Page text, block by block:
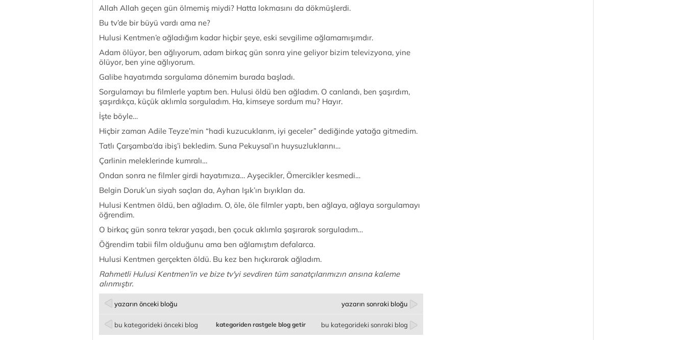
Allah Allah geçen gün ölmemiş miydi? Hatta lokmasını da dökmüşlerdi.
Bu tv’de bir büyü vardı ama ne?
Hulusi Kentmen’e ağladığım kadar hiçbir şeye, eski sevgilime ağlamamışımdır.
Adam ölüyor, ben ağlıyorum, adam birkaç gün sonra yine geliyor bizim televizyona, yine
ölüyor, ben yine ağlıyorum.
Galibe hayatımda sorgulama dönemim burada başladı.
Sorgulamayı bu filmlerle yaptım ben. Hulusi öldü ben ağladım. O canlandı, ben şaşırdım,
şaşırdıkça, küçük aklımla sorguladım. Ha, kimseye sordum mu? Hayır.
İşte böyle…
Hiçbir zaman Adile Teyze’min “hadi kuzucuklarım, iyi geceler” dediğinde yatağa gitmedim.
Tatlı Çarşamba’da ibiş’i bekledim. Suna Pekuysal’ın huysuzluklarını…
Çarlinin meleklerinde kumralı…
Ondan sonra ne filmler girdi hayatımıza… Ayşecikler, Ömercikler kesmedi…
Belgin Doruk’un siyah saçları da, Ayhan Işık’ın bıyıkları da.
Hulusi Kentmen öldü, ben ağladım. O, öle, öle filmler yaptı, ben ağlaya, ağlaya sorgulamayı
öğrendim.
O birkaç gün sonra tekrar yaşadı, ben çocuk aklımla şaşırarak sorguladım…
Öğrendim tabii film olduğunu ama ben ağlamıştım defalarca.
Hulusi Kentmen gerçekten öldü. Bu kez ben hıçkırarak ağladım.
Rahmetli Hulusi Kentmen'in ve bize tv'yi sevdiren tüm sanatçılarımızın ansına kaleme
alınmıştır.
yazarın önceki bloğu yazarın sonraki bloğu
bu kategorideki önceki blog bu kategorideki sonraki blog
kategoriden rastgele blog getir